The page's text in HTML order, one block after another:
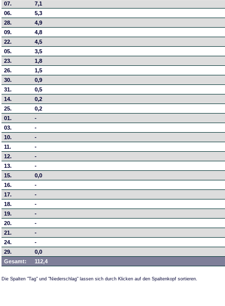
07.
7,1
06.
5,3
28.
4,9
09.
4,8
22.
4,5
05.
3,5
23.
1,8
26.
1,5
30.
0,9
31.
0,5
14.
0,2
25.
0,2
01.
-
03.
-
10.
-
11.
-
12.
-
13.
-
15.
0,0
16.
-
17.
-
18.
-
19.
-
20.
-
21.
-
24.
-
29.
0,0
Gesamt:
112,4
Die Spalten "Tag" und "Niederschlag" lassen sich durch Klicken auf den Spaltenkopf sortieren.